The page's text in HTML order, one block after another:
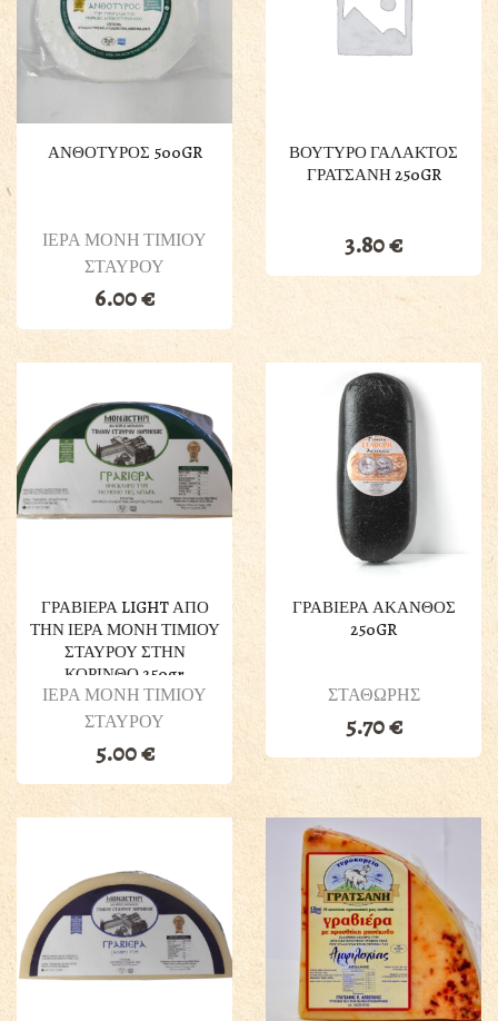
ΑΝΘΟΤΥΡΟΣ 500GR
ΙΕΡΑ ΜΟΝΗ ΤΙΜΙΟΥ
ΣΤΑΥΡΟΥ
6.00€
ΒΟΥΤΥΡΟ ΓΑΛΑΚΤΟΣ
ΓΡΑΤΣΑΝΗ 250GR
3.80€
ΓΡΑΒΙΕΡΑ LIGHT ΑΠΟ
ΤΗΝ ΙΕΡΑ ΜΟΝΗ ΤΙΜΙΟΥ
ΣΤΑΥΡΟΥ ΣΤΗΝ
ΚΟΡΙΝΘΟ 250gr
ΙΕΡΑ ΜΟΝΗ ΤΙΜΙΟΥ
ΣΤΑΥΡΟΥ
5.00€
ΓΡΑΒΙΕΡΑ ΑΚΑΝΘΟΣ
250GR
ΣΤΑΘΩΡΗΣ
5.70€